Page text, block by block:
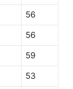
56
56
59
53